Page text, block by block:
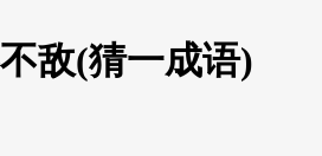
敌(猜一成语)